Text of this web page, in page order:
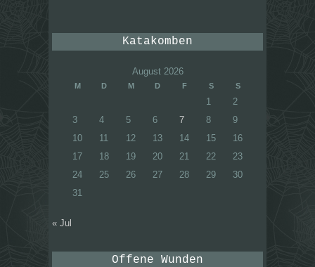
Katakomben
August 2026
M D M D F S S
1
2
3
4 5 6 7 8
9
10
11 12 13 14 15
16
17
18 19 20 21 22
23
24
25 26 27 28 29
30
31
« Jul
Offene Wunden